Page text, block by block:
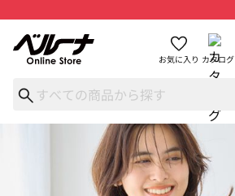
お気に入り カタログ